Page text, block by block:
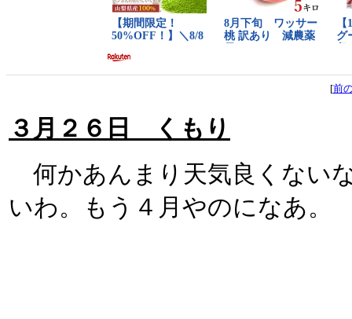
[前
３月２６日 くもり
何かあんまり天気良くない
いわ。もう４月やのになあ。